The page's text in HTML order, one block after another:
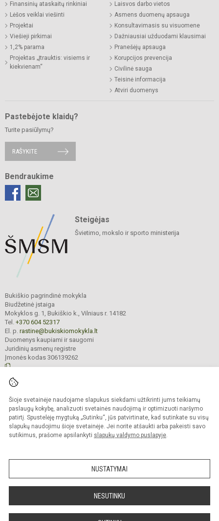
Šioje svetainėje naudojame slapukus siekdami užtikrinti jums teikiamų
paslaugų kokybę, analizuoti svetainės naudojimą ir optimizuoti naršymo
patirtį. Spustelėję mygtuką „Sutinku“, jūs patvirtinate, kad sutinkate su visų
slapukų naudojimu šioje svetainėje. Jei norite atšaukti arba pakeisti savo
sutikimus, prašome apsilankyti slapukų valdymo puslapyje.
NUSTATYMAI
NESUTINKU
Finansinių ataskaitų rinkiniai
Lėšos veiklai viešinti
Projektai
Viešieji pirkimai
1,2% parama
Projektas „Įtrauktis: visiems ir
kiekvienam“
Laisvos darbo vietos
Asmens duomenų apsauga
Konsultavimasis su visuomene
Dažniausiai užduodami klausimai
Pranešėjų apsauga
Korupcijos prevencija
Civilinė sauga
Teisinė informacija
Atviri duomenys
Pastebėjote klaidų?
Turite pasiūlymų?
RAŠYKITE
Bendraukime
Steigėjas
Švietimo, mokslo ir sporto ministerija
Bukiškio pagrindinė mokykla
Biudžetinė įstaiga
Mokyklos g. 1, Bukiškio k., Vilniaus r. 14182
Tel. +370 604 52317
El. p. rastine@bukiskiomokykla.lt
Duomenys kaupiami ir saugomi
Juridinių asmenų registre
Įmonės kodas 306139262
Kopijuoti turinį be raštiško Bukiškio pagrindinės mokyklos administracijos
sutikimo griežtai draudžiama.
Prieinamumo paraiška Slapukų valdymas
Sumanus būdas atnaujinti